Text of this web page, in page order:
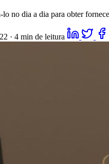
no dia a dia para obter
· 4 min de leitura